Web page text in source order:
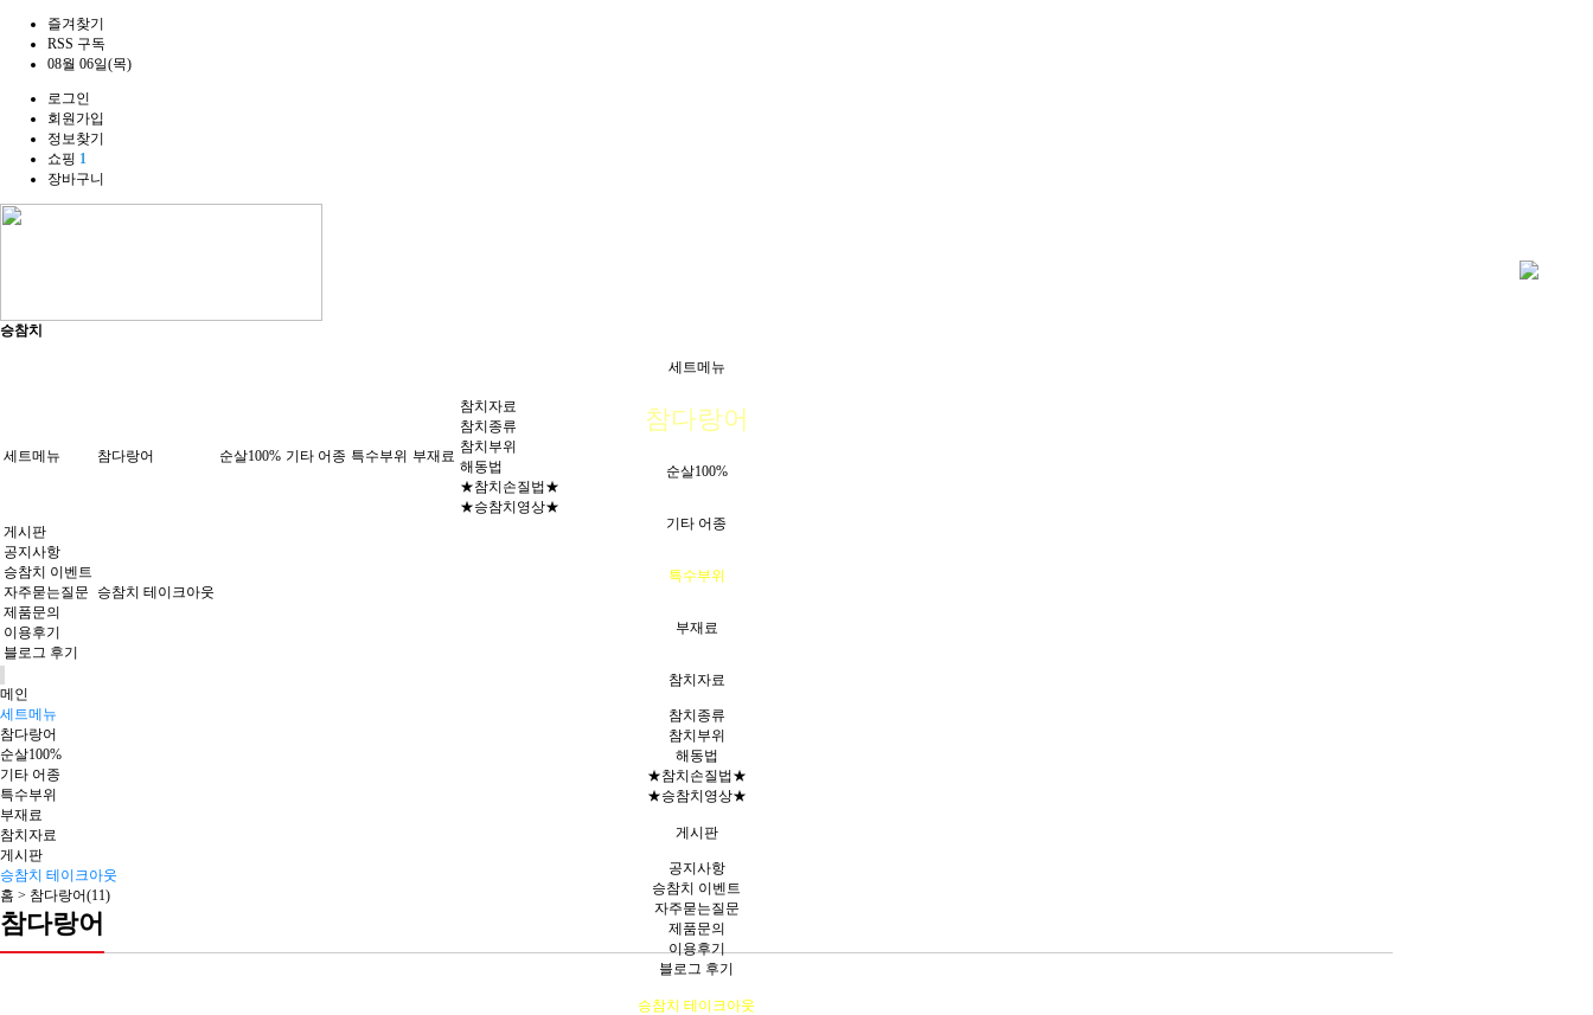
즐겨찾기
RSS 구독
08월 06일(목)
로그인
회원가입
정보찾기
쇼핑 1
장바구니
승참치
세트메뉴
참다랑어
순살100%
기타 어종
특수부위
부재료
참치자료
참치종류
참치부위
해동법
★참치손질법★
★승참치영상★
게시판
공지사항
승참치 이벤트
자주묻는질문
제품문의
이용후기
블로그 후기
승참치 테이크아웃
세트메뉴 참다랑어 순살100% 기타 어종 특수부위 부재료
참치자료
참치종류
참치부위
해동법
★참치손질법★
★승참치영상★
게시판
공지사항
승참치 이벤트
자주묻는질문
제품문의
이용후기
블로그 후기
승참치 테이크아웃
메인
세트메뉴
참다랑어
순살100%
기타 어종
특수부위
부재료
참치자료
게시판
승참치 테이크아웃
홈 > 참다랑어(11)
참다랑어